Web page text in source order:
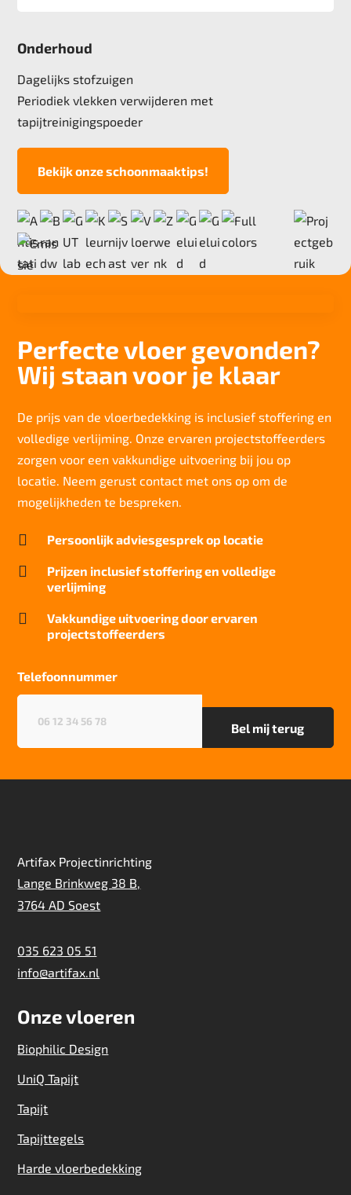
Pool
Poolgewicht
550 gr/m2
2,5 mm
Totale hoogte
5,4 mm
Anti statisch
ja, , 2kv
Deling
Totaal gwicht
3.914 gr/m2
>6
Slijtvastheid NF EN 1307
klasse 33 LC 1+ Rolstoel A
Geluidsisolatie
23 dB
Cfl-S1
Kwaliteitslabel GUT
OC5650AF
Particulier gebruik
zwaar
zwaar
Onderhoud
Dagelijks stofzuigen
Periodiek vlekken verwijderen met
tapijtreinigingspoeder
Bekijk onze schoonmaaktips!
Perfecte vloer gevonden?
Wij staan voor je klaar
De prijs van de vloerbedekking is inclusief stoffering en
volledige verlijming. Onze ervaren projectstoffeerders
zorgen voor een vakkundige uitvoering bij jou op
locatie. Neem gerust contact met ons op om de
mogelijkheden te bespreken.
 Persoonlijk adviesgesprek op locatie

Prijzen inclusief stoffering en volledige
verlijming

Vakkundige uitvoering door ervaren
projectstoffeerders
Telefoonnummer
Artifax Projectinrichting
Lange Brinkweg 38 B,
3764 AD Soest
035 623 05 51
info@artifax.nl
Onze vloeren
Biophilic Design
UniQ Tapijt
Tapijt
Tapijttegels
Harde vloerbedekking